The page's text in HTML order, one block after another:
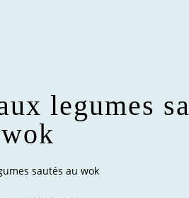
legumes
wok
sautés au wok